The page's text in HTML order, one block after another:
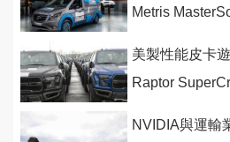
Metris
美製性能皮卡
Raptor
NVIDIA與運輸